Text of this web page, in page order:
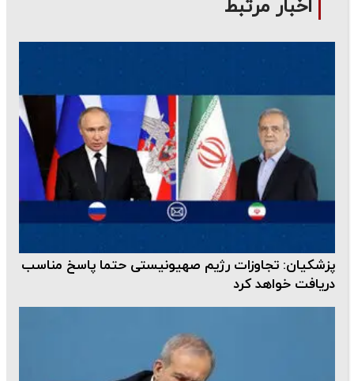
اخبار مرتبط
پزشکیان: تجاوزات رژیم صهیونیستی حتما پاسخ مناسب
دریافت خواهد کرد